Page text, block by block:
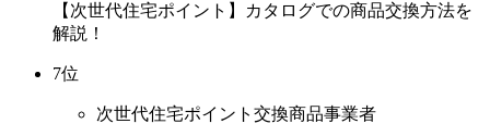
【次世代住宅ポイント】カタログでの商品交換方法を
解説！
7位
次世代住宅ポイント交換商品事業者